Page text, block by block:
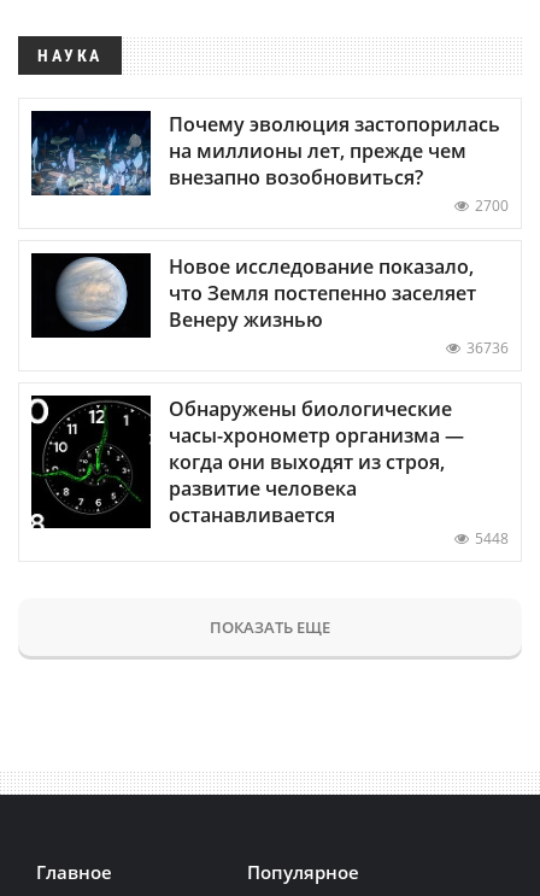
НАУКА
Почему эволюция застопорилась
на миллионы лет, прежде чем
внезапно возобновиться?
2700
Новое исследование показало,
что Земля постепенно заселяет
Венеру жизнью
36736
Обнаружены биологические
часы-хронометр организма —
когда они выходят из строя,
развитие человека
останавливается
5448
ПОКАЗАТЬ ЕЩЕ
Главное Популярное